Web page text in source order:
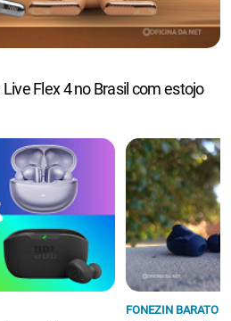
Flex 4 no Brasil com estojo
FONEZIN BARATO